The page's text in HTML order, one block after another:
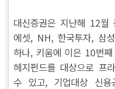
대신증권은 지난해 12월
에셋, NH, 한국투자, 삼
하나, 키움에 이은 10번
헤지펀드를 대상으로 프
수 있고, 기업대상 신